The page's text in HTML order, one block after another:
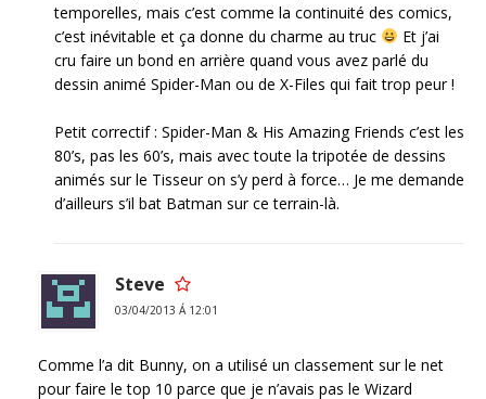
temporelles, mais c’est comme la continuité des comics,
c’est inévitable et ça donne du charme au truc
Et j’ai
cru faire un bond en arrière quand vous avez parlé du
dessin animé Spider-Man ou de X-Files qui fait trop peur !
Petit correctif : Spider-Man & His Amazing Friends c’est les
80’s, pas les 60’s, mais avec toute la tripotée de dessins
animés sur le Tisseur on s’y perd à force… Je me demande
d’ailleurs s’il bat Batman sur ce terrain-là.
Steve
03/04/2013 Á 12:01
Comme l’a dit Bunny, on a utilisé un classement sur le net
pour faire le top 10 parce que je n’avais pas le Wizard